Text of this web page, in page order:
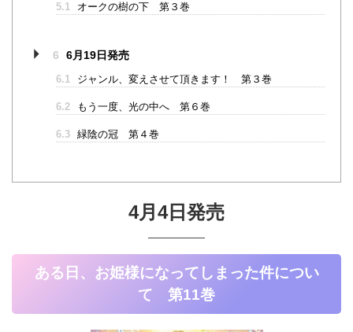
5.1 オークの樹の下 第３巻
6 6月19日発売
6.1 ジャンル、変えさせて頂きます！ 第３巻
6.2 もう一度、光の中へ 第６巻
6.3 緑陰の冠 第４巻
4月4日発売
ある日、お姫様になってしまった件につい
て 第11巻